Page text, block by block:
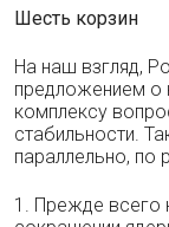
Шесть корзин
На наш взгляд,
предложением о
комплексу
стабильности.
параллельно, по
1. Прежде всего